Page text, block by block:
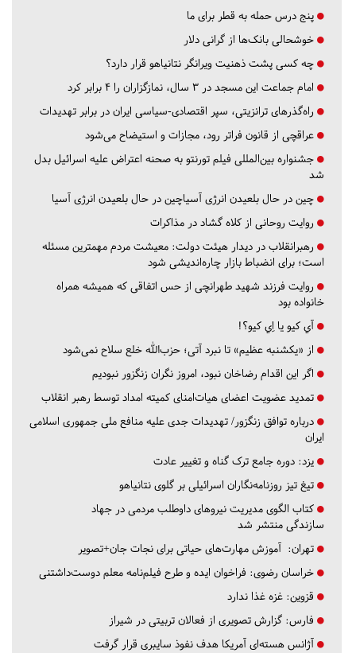
پنج درس‌ حمله به قطر برای ما
خوشحالی بانک‌ها از گرانی دلار
چه کسی پشت ذهنیت ویرانگر نتانیاهو قرار دارد؟
امام جماعت این مسجد در ۳ سال، نمازگزاران را ۴ برابر کرد
راه‌گذرهای ترانزیتی، سپر اقتصادی-سیاسی ایران در برابر تهدیدات
عراقچی از قانون فراتر رود، مجازات و استیضاح می‌شود
جشنواره بین‌المللی فیلم تورنتو به صحنه اعتراض علیه اسرائیل بدل
شد
چین در حال بلعیدن انرژی آسیاچین در حال بلعیدن انرژی آسیا
روایت روحانی از کلاه گشاد در مذاکرات
رهبرانقلاب در دیدار هیئت دولت: معیشت مردم مهمترین مسئله
است؛ برای انضباط بازار چاره‌اندیشی شود
روایت فرزند شهید طهرانچی از حس اتفاقی که همیشه همراه
خانواده بود
آي كيو يا اِي كيو؟!
از «یکشنبه عظیم» تا نبرد آتی؛ حزب‌الله خلع سلاح نمی‌شود
اگر این اقدام رضاخان نبود، امروز نگران زنگزور نبودیم
تمدید عضویت اعضای هیات‌امنای کمیته امداد توسط رهبر انقلاب
درباره توافق زنگزور/ تهدیدات جدی علیه منافع ملی جمهوری اسلامی
ایران
یزد: دوره جامع ترک گناه و تغییر عادت
تیغ تیز روزنامه‌نگاران اسرائیلی بر گلوی نتانیاهو
کتاب الگوی مدیریت نیروهای داوطلب مردمی در جهاد
سازندگی منتشر شد
تهران: آموزش مهارت‌های حیاتی برای نجات جان+تصویر
خراسان رضوی: فراخوان ایده و طرح فیلم‌نامه معلم دوست‌داشتنی
قزوین: غزه غذا ندارد
فارس: گزارش تصویری از فعالان تربیتی در شیراز
آژانس هسته‌ای آمریکا هدف نفوذ سایبری قرار گرفت